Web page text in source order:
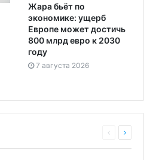
Жара бьёт по
экономике: ущерб
Европе может достичь
800 млрд евро к 2030
году
7 августа 2026